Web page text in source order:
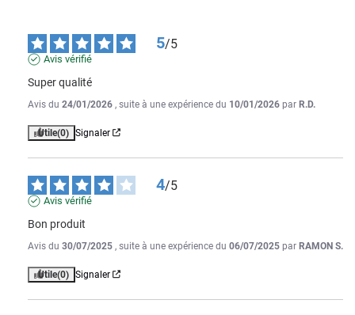
5/5
Avis vérifié
Super qualité
Avis du 24/01/2026 , suite à une expérience du 10/01/2026 par R.D.
Utile(0) Signaler
4/5
Avis vérifié
Bon produit
Avis du 30/07/2025 , suite à une expérience du 06/07/2025 par RAMON S.
Utile(0) Signaler